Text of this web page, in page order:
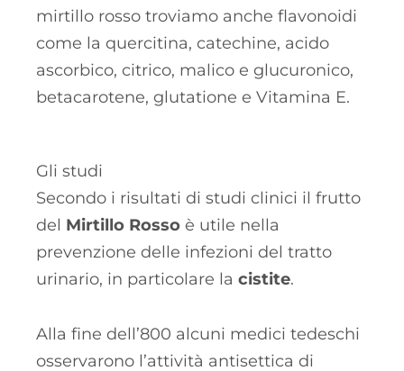
mirtillo rosso troviamo anche flavonoidi
come la quercitina, catechine, acido
ascorbico, citrico, malico e glucuronico,
betacarotene, glutatione e Vitamina E.
Gli studi
Secondo i risultati di studi clinici il frutto
del Mirtillo Rosso è utile nella
prevenzione delle infezioni del tratto
urinario, in particolare la cistite.
Alla fine dell’800 alcuni medici tedeschi
osservarono l’attività antisettica di